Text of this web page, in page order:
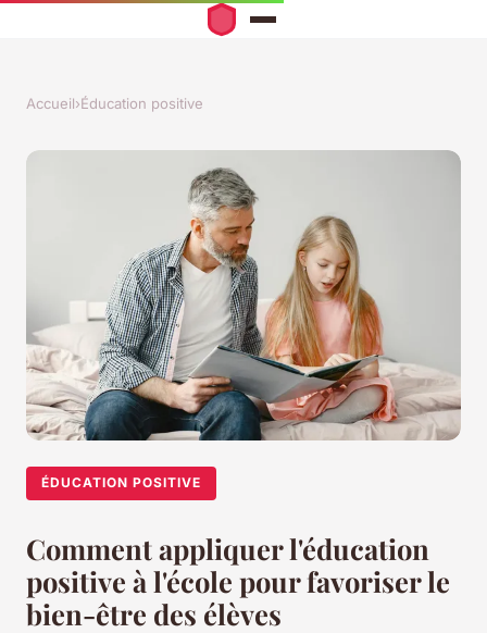
Accueil›Éducation positive
ÉDUCATION POSITIVE
Comment appliquer l'éducation
positive à l'école pour favoriser le
bien-être des élèves